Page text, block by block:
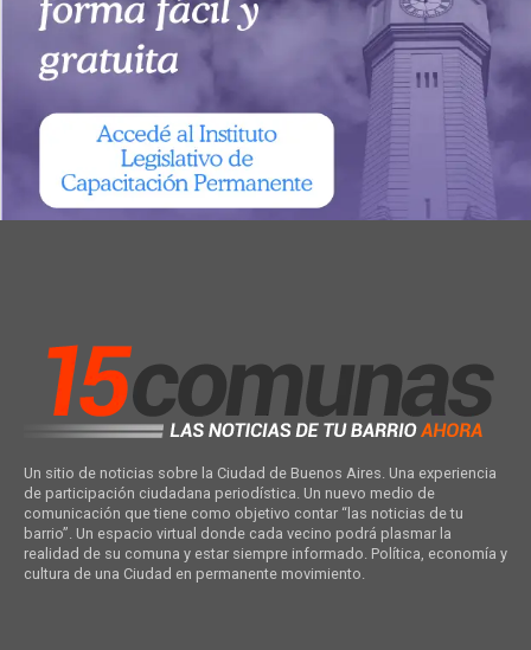
Un sitio de noticias sobre la Ciudad de Buenos Aires. Una experiencia
de participación ciudadana periodística. Un nuevo medio de
comunicación que tiene como objetivo contar “las noticias de tu
barrio”. Un espacio virtual donde cada vecino podrá plasmar la
realidad de su comuna y estar siempre informado. Política, economía y
cultura de una Ciudad en permanente movimiento.